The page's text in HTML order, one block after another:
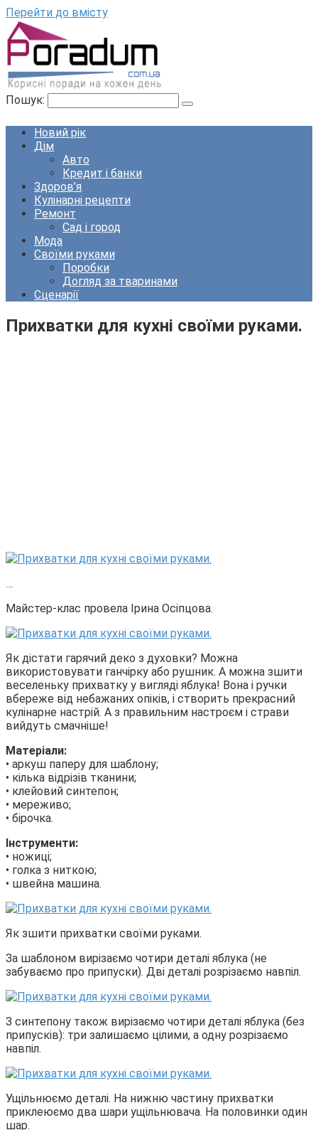
Перейти до вмісту
Пошук:
Новий рік
Дім
Авто
Кредит і банки
Здоров’я
Кулінарні рецепти
Ремонт
Сад і город
Мода
Своїми руками
Поробки
Догляд за тваринами
Сценарії
Прихватки для кухні своїми руками.
…
Майстер-клас провела Ірина Осіпцова.
Як дістати гарячий деко з духовки? Можна
використовувати ганчірку або рушник. А можна зшити
веселеньку прихватку у вигляді яблука! Вона і ручки
вбереже від небажаних опіків, і створить прекрасний
кулінарне настрій. А з правильним настроєм і страви
вийдуть смачніше!
Матеріали:
• аркуш паперу для шаблону;
• кілька відрізів тканини;
• клейовий синтепон;
• мереживо;
• бірочка.
Інструменти:
• ножиці;
• голка з ниткою;
• швейна машина.
Як зшити прихватки своїми руками.
За шаблоном вирізаємо чотири деталі яблука (не
забуваємо про припуски). Дві деталі розрізаємо навпіл.
З синтепону також вирізаємо чотири деталі яблука (без
припусків): три залишаємо цілими, а одну розрізаємо
навпіл.
Ущільнюємо деталі. На нижню частину прихватки
приклеюємо два шари ущільнювача. На половинки один
шар.